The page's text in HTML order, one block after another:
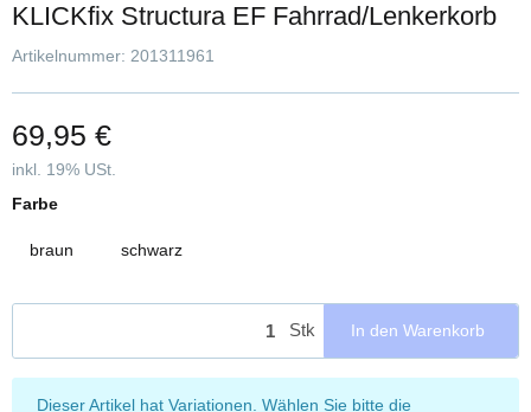
KLICKfix Structura EF Fahrrad/Lenkerkorb
Artikelnummer: 201311961
69,95 €
inkl. 19% USt.
Farbe
braun schwarz
Stk In den Warenkorb
x
Dieser Artikel hat Variationen. Wählen Sie bitte die